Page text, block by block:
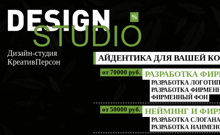
Дизайн-студия
КреативПерсон
%
АЙДЕНТИКА ДЛЯ ВАШЕЙ
РАЗРАБОТКА
РАЗРАБОТКА
РАЗРАБОТКА
ФИРМЕННЫЙ ФОН
от 70000 руб.
НЕЙМИНГ И
РАЗРАБОТКА
РАЗРАБОТКА
от 50000 руб.